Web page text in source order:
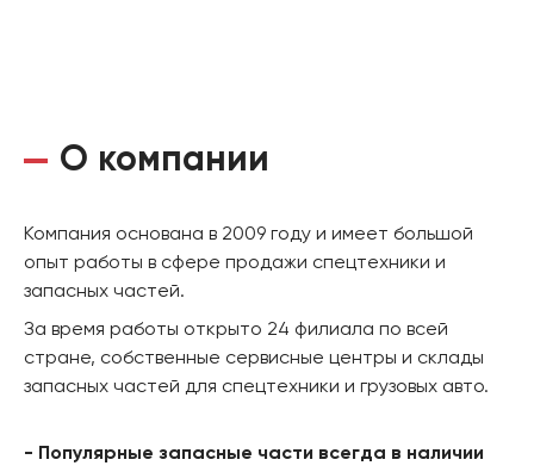
О компании
Компания основана в 2009 году и имеет большой
опыт работы в сфере продажи спецтехники и
запасных частей.
За время работы открыто 24 филиала по всей
стране, собственные сервисные центры и склады
запасных частей для спецтехники и грузовых авто.
- Популярные запасные части всегда в наличии